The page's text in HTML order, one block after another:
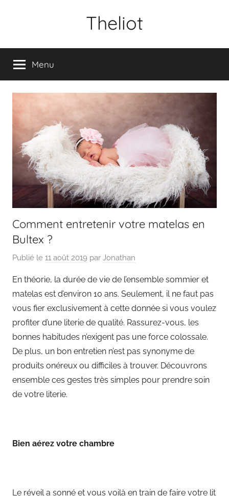
Theliot
Menu
Comment entretenir votre matelas en
Bultex ?
Publié le 11 août 2019 par Jonathan
En théorie, la durée de vie de l’ensemble sommier et
matelas est d’environ 10 ans. Seulement, il ne faut pas
vous fier exclusivement à cette donnée si vous voulez
profiter d’une literie de qualité. Rassurez-vous, les
bonnes habitudes n’exigent pas une force colossale.
De plus, un bon entretien n’est pas synonyme de
produits onéreux ou difficiles à trouver. Découvrons
ensemble ces gestes très simples pour prendre soin
de votre literie.
Bien aérez votre chambre
Le réveil a sonné et vous voilà en train de faire votre lit